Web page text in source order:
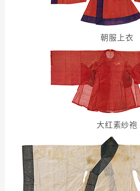
朝服上衣
大红素纱袍